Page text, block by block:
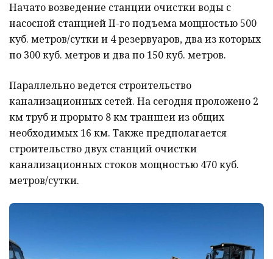
Начато возведение станции очистки воды с
насосной станцией II-го подъема мощностью 500
куб. метров/сутки и 4 резервуаров, два из которых
по 300 куб. метров и два по 150 куб. метров.
Параллельно ведется строительство
канализационных сетей. На сегодня проложено 2
км труб и прорыто 8 км траншеи из общих
необходимых 16 км. Также предполагается
строительство двух станций очистки
канализационных стоков мощностью 470 куб.
метров/сутки.